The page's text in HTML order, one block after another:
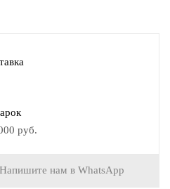
15% модал
руб.
нам в WhatsApp